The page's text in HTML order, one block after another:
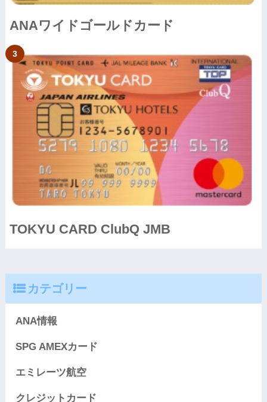
ANAワイドゴールドカード
TOKYU CARD ClubQ JMB
カテゴリー
ANA情報
SPG AMEXカード
エミレーツ航空
クレジットカード